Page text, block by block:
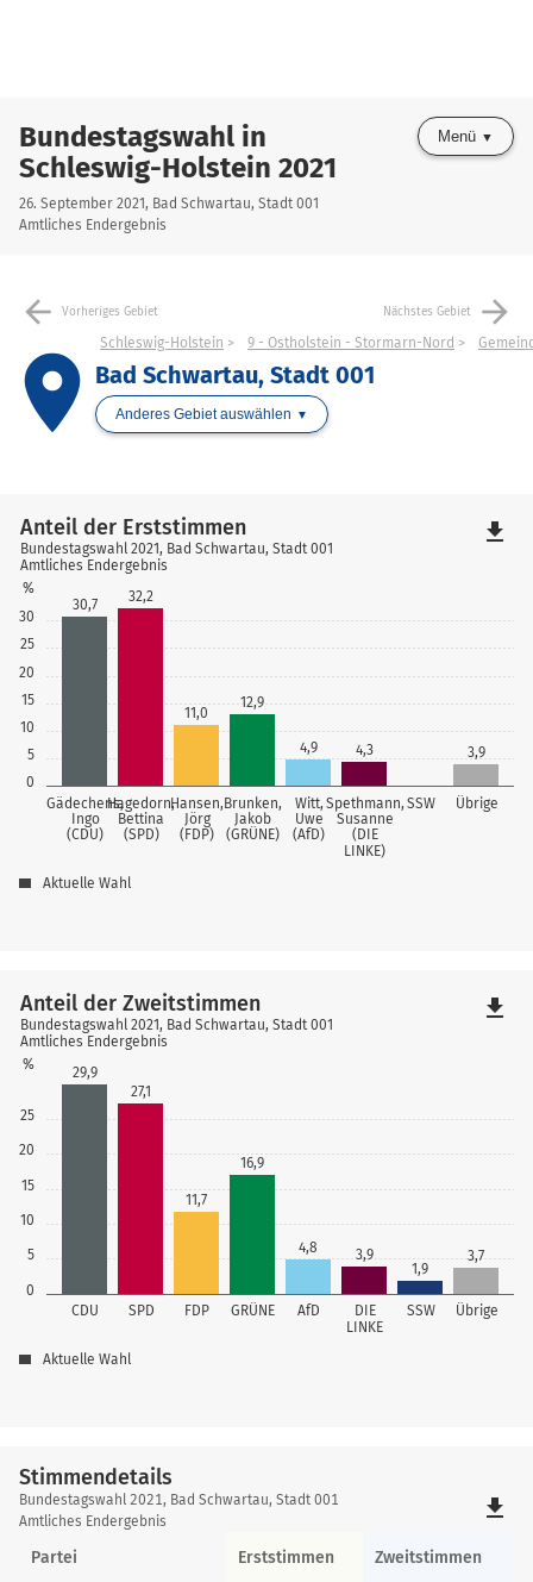
Bundestagswahl in
Schleswig-Holstein 2021
26. September 2021, Bad Schwartau, Stadt 001
Amtliches Endergebnis
Menü
arrow_back Vorheriges Gebiet Nächstes Gebiet arrow_forward
place
Schleswig-Holstein 9 - Ostholstein - Stormarn-Nord
Bad Schwartau, Stadt 001
Anderes Gebiet auswählen
0
5
10
15
20
25
30
%
Gädechens,
Ingo
(CDU)
Hagedorn,
Bettina
(SPD)
Hansen,
Jörg
(FDP)
Brunken,
Jakob
(GRÜNE)
Witt,
Uwe
(AfD)
Spethmann,
Susanne
(DIE
LINKE)
SSW Übrige
30,7 32,2
11,0
12,9
4,9 4,3 3,9
Anteil der Erststimmen
Bundestagswahl 2021, Bad Schwartau, Stadt 001
Amtliches Endergebnis
Aktuelle Wahl
file_download
0
5
10
15
20
25
%
CDU SPD FDP GRÜNE AfD
DIE
LINKE
SSW Übrige
29,9
27,1
11,7
16,9
4,8
3,9
1,9
3,7
Anteil der Zweitstimmen
Bundestagswahl 2021, Bad Schwartau, Stadt 001
Amtliches Endergebnis
Aktuelle Wahl
file_download
Stimmendetails
Stimmendetails
Bundestagswahl 2021, Bad Schwartau, Stadt 001
Amtliches Endergebnis
file_download
Partei Erststimmen Zweitstimmen